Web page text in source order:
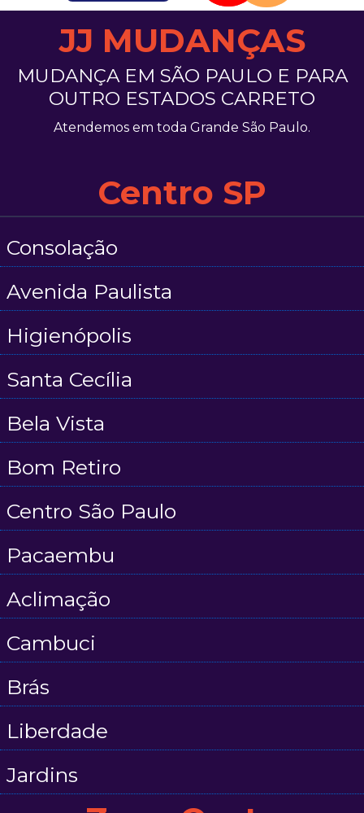
JJ MUDANÇAS
MUDANÇA EM SÃO PAULO E PARA
OUTRO ESTADOS CARRETO
Atendemos em toda Grande São Paulo.
Centro SP
Consolação
Avenida Paulista
Higienópolis
Santa Cecília
Bela Vista
Bom Retiro
Centro São Paulo
Pacaembu
Aclimação
Cambuci
Brás
Liberdade
Jardins